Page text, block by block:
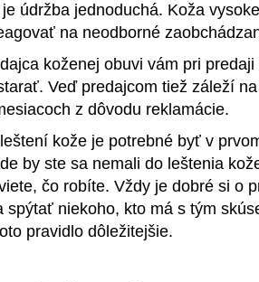
údržba jednoduchá. Koža
na neodborné
koženej obuvi vám pri
Veď predajcom tiež záleží
z dôvodu reklamácie.
kože je potrebné byť v
by ste sa nemali do leštenia
čo robíte. Vždy je dobré si o
spýtať niekoho, kto má s tým
pravidlo dôležitejšie.